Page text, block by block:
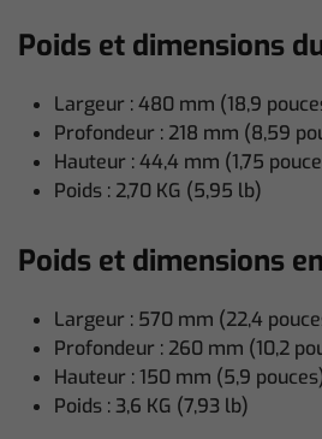
Poids et dimensions
Largeur : 480 mm (18,9
Profondeur : 218 mm (8,59
Hauteur : 44,4 mm (1,75
Poids : 2,70 KG (5,95 lb)
Poids et dimensions
Largeur : 570 mm (22,4
Profondeur : 260 mm (10,2
Hauteur : 150 mm (5,9
Poids : 3,6 KG (7,93 lb)